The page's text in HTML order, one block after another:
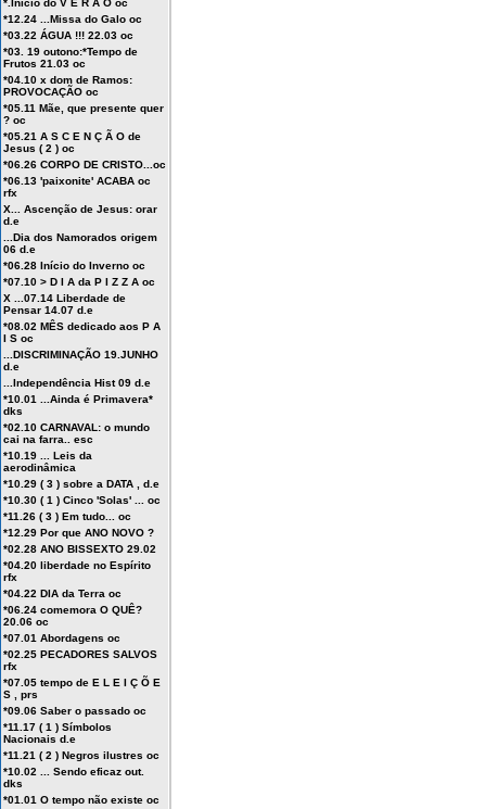
*.Início do V E R Ã O oc
*12.24 ...Missa do Galo oc
*03.22 ÁGUA !!! 22.03 oc
*03. 19 outono:*Tempo de
Frutos 21.03 oc
*04.10 x dom de Ramos:
PROVOCAÇÃO oc
*05.11 Mãe, que presente quer
? oc
*05.21 A S C E N Ç Ã O de
Jesus ( 2 ) oc
*06.26 CORPO DE CRISTO...oc
*06.13 'paixonite' ACABA oc
rfx
X... Ascenção de Jesus: orar
d.e
...Dia dos Namorados origem
06 d.e
*06.28 Início do Inverno oc
*07.10 > D I A da P I Z Z A oc
X ...07.14 Liberdade de
Pensar 14.07 d.e
*08.02 MÊS dedicado aos P A
I S oc
...DISCRIMINAÇÃO 19.JUNHO
d.e
...Independência Hist 09 d.e
*10.01 ...Ainda é Primavera*
dks
*02.10 CARNAVAL: o mundo
cai na farra.. esc
*10.19 ... Leis da
aerodinâmica
*10.29 ( 3 ) sobre a DATA , d.e
*10.30 ( 1 ) Cinco 'Solas' ... oc
*11.26 ( 3 ) Em tudo... oc
*12.29 Por que ANO NOVO ?
*02.28 ANO BISSEXTO 29.02
*04.20 liberdade no Espírito
rfx
*04.22 DIA da Terra oc
*06.24 comemora O QUÊ?
20.06 oc
*07.01 Abordagens oc
*02.25 PECADORES SALVOS
rfx
*07.05 tempo de E L E I Ç Õ E
S , prs
*09.06 Saber o passado oc
*11.17 ( 1 ) Símbolos
Nacionais d.e
*11.21 ( 2 ) Negros ilustres oc
*10.02 ... Sendo eficaz out.
dks
*01.01 O tempo não existe oc